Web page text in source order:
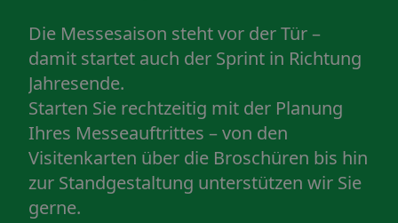
Die Messesaison steht vor der Tür –
damit startet auch der Sprint in Richtung
Jahresende.
Starten Sie rechtzeitig mit der Planung
Ihres Messeauftrittes – von den
Visitenkarten über die Broschüren bis hin
zur Standgestaltung unterstützen wir Sie
gerne.